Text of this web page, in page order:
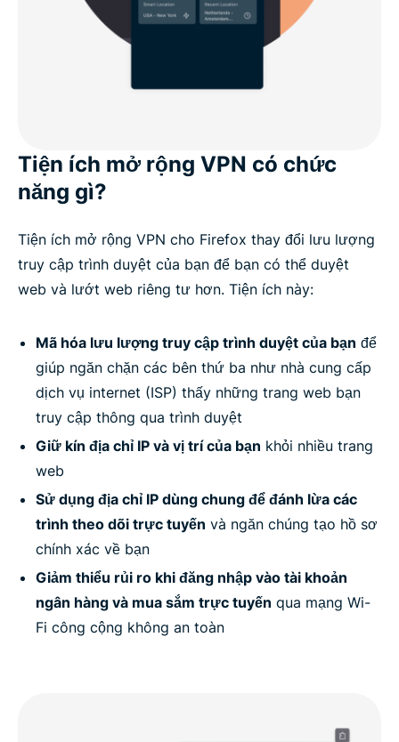
Tiện ích mở rộng VPN có chức
năng gì?
Tiện ích mở rộng VPN cho Firefox thay đổi lưu lượng
truy cập trình duyệt của bạn để bạn có thể duyệt
web và lướt web riêng tư hơn. Tiện ích này:
Mã hóa lưu lượng truy cập trình duyệt của bạn để
giúp ngăn chặn các bên thứ ba như nhà cung cấp
dịch vụ internet (ISP) thấy những trang web bạn
truy cập thông qua trình duyệt
Giữ kín địa chỉ IP và vị trí của bạn khỏi nhiều trang
web
Sử dụng địa chỉ IP dùng chung để đánh lừa các
trình theo dõi trực tuyến và ngăn chúng tạo hồ sơ
chính xác về bạn
Giảm thiểu rủi ro khi đăng nhập vào tài khoản
ngân hàng và mua sắm trực tuyến qua mạng Wi-
Fi công cộng không an toàn